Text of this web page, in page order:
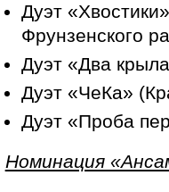
Дуэт
Фрунзенского
Дуэт «Два
Дуэт «ЧеКа»
Дуэт «Проба
Номинация